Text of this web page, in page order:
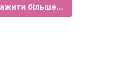
більше...